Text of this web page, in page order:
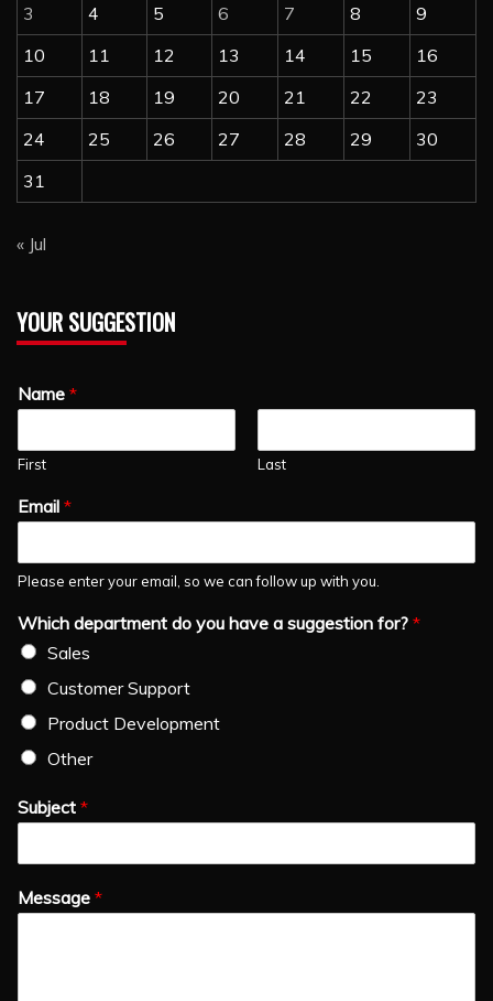
3
4 5 6 7 8
9
10
11 12 13 14 15
16
17
18 19 20 21 22
23
24
25 26 27 28 29
30
31
« Jul
YOUR SUGGESTION
Name *
First Last
Email *
Please enter your email, so we can follow up with you.
Which department do you have a suggestion for? *
Sales
Customer Support
Product Development
Other
Subject *
Message *